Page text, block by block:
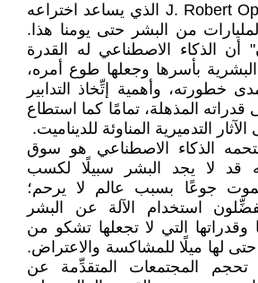
أوبنهايمر" J. Robert Openheimer الذي يساعد اختراعه
من البشر حتى يومنا هذا.
أن الذكاء الاصطناعي له القدرة
بأسرها وجعلها طوع أمره،
خطورته، وأهمية إتِّخاذ التدابير
قدراته المذهلة، تمامًا كما استطاع
التدميرية المناوئة للديناميت.
الذكاء الاصطناعي هو سوق
قد لا يجد البشر سبيلًا لكسب
الموت جوعًا بسبب عالم لا يرحم؛
استخدام الآلة عن البشر
التي لا تجعلها تشكو من
حتى لها ميلًا للمشاكسة والاعتراض.
المجتمعات المتقدِّمة عن